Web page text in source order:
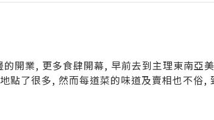
的開業, 更多食肆開幕, 早前去到主理東南亞
點了很多, 然而每道菜的味道及賣相也不俗,